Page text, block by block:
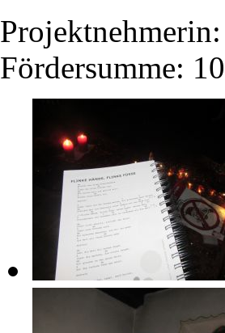
Fördersumme: